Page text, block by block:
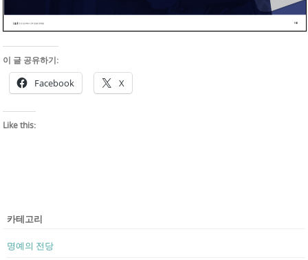
이 글 공유하기:
Facebook X
Like this:
카테고리
명예의 전당